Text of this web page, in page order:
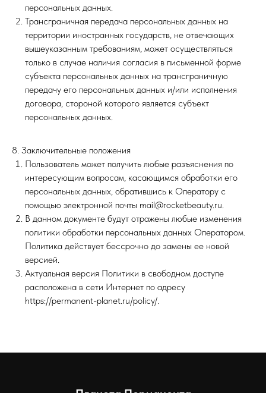
персональных данных.
Трансграничная передача персональных данных на
территории иностранных государств, не отвечающих
вышеуказанным требованиям, может осуществляться
только в случае наличия согласия в письменной форме
субъекта персональных данных на трансграничную
передачу его персональных данных и/или исполнения
договора, стороной которого является субъект
персональных данных.
8. Заключительные положения
Пользователь может получить любые разъяснения по
интересующим вопросам, касающимся обработки его
персональных данных, обратившись к Оператору с
помощью электронной почты mail@rocketbeauty.ru.
В данном документе будут отражены любые изменения
политики обработки персональных данных Оператором.
Политика действует бессрочно до замены ее новой
версией.
Актуальная версия Политики в свободном доступе
расположена в сети Интернет по адресу
https://permanent-planet.ru/policy/.